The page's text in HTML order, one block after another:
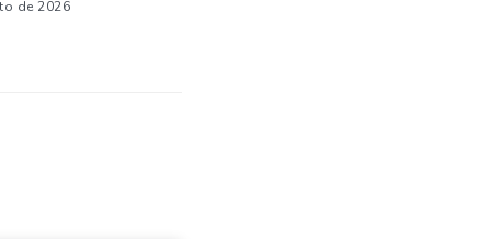
de 2026